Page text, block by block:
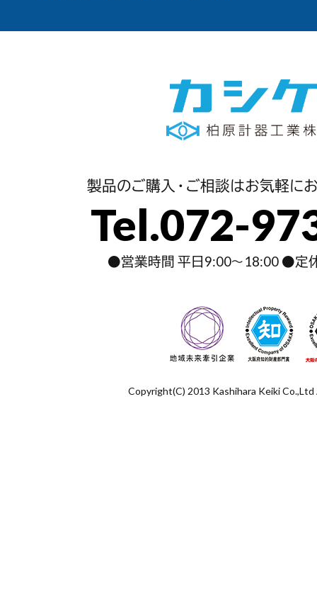
製品のご購入・ご相談はお気軽に
Tel.072-
●営業時間 平日9:00～18:00 ●定
Copyright(C) 2013 Kashihara Keiki